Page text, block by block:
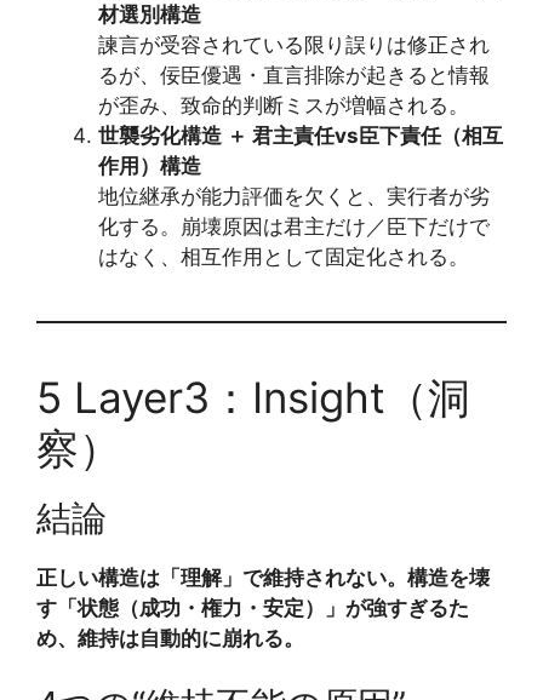
材選別構造
諫言が受容されている限り誤りは修正され
るが、佞臣優遇・直言排除が起きると情報
が歪み、致命的判断ミスが増幅される。
世襲劣化構造 ＋ 君主責任vs臣下責任（相互
作用）構造
地位継承が能力評価を欠くと、実行者が劣
化する。崩壊原因は君主だけ／臣下だけで
はなく、相互作用として固定化される。
5 Layer3：Insight（洞
察）
結論
正しい構造は「理解」で維持されない。構造を壊
す「状態（成功・権力・安定）」が強すぎるた
め、維持は自動的に崩れる。